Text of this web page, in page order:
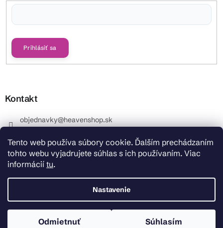
Tento web používa súbory cookie. Ďalším prechádzaním
tohto webu vyjadrujete súhlas s ich používaním. Viac
informácií tu.
Nastavenie
Odmietnuť Súhlasím
Prihlásiť sa
Kontakt
objednavky@heavenshop.sk
_Info objednávky : +421 914 399 399 Pracovné dni od
8.00 hod. do 12.00 . REKLAMÁCIE : +421 914 399 399
HeavenShop.sk
HeavenShop.sk
Copyright 2026Heavenshop . Všetky práva vyhradené.